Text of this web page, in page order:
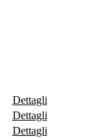
Dettagli
Dettagli
Dettagli